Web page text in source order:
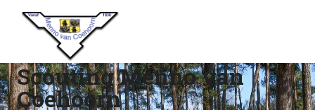
Scouting Menno van
Coehoorn